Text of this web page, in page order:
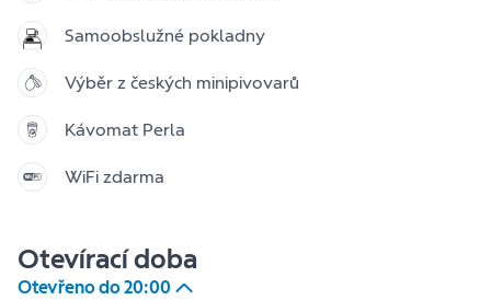
Samoobslužné pokladny
Výběr z českých minipivovarů
Kávomat Perla
WiFi zdarma
Otevírací doba
Otevřeno do20:00